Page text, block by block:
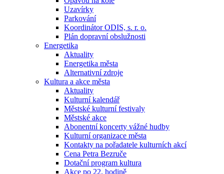
Uzavírky
Parkování
Koordinátor ODIS, s. r. o.
Plán dopravní obslužnosti
Energetika
Aktuality
Energetika města
Alternativní zdroje
Kultura a akce města
Aktuality
Kulturní kalendář
Městské kulturní festivaly
Městské akce
Abonentní koncerty vážné hudby
Kulturní organizace města
Kontakty na pořadatele kulturních akcí
Cena Petra Bezruče
Dotační program kultura
Akce po 22. hodině